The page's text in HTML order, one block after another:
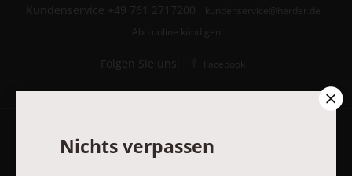
Kundenservice +49 761 2717200
kundenservice@herder.de
Abo online kündigen
Folgen Sie uns: Facebook
Pastoralblätter-Newsletter
Nichts verpassen